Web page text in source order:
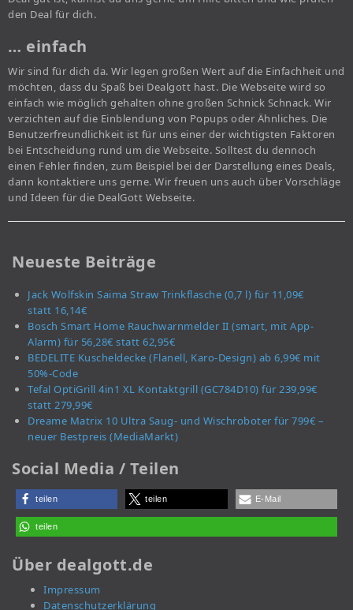
den Deal für dich.
… einfach
Wir sind für dich da. Wir legen großen Wert auf die Einfachheit und
möchten, dass du Spaß bei Dealgott hast. Die Webseite wird so
einfach wie möglich gehalten ohne großen Schnick Schnack. Wir
verzichten auf die Einblendung von Popups oder Ähnliches. Die
Benutzerfreundlichkeit ist für uns einer der wichtigsten Faktoren
bei Entscheidung rund um die Webseite. Solltest du dennoch
einen Fehler finden, zum Beispiel bei der Darstellung eines Deals,
dann kontaktiere uns gerne. Wir freuen uns auch über Vorschläge
und Ideen für die DealGott Webseite.
Neueste Beiträge
Jack Wolfskin Saima Straw Trinkflasche (0,7 l) für 11,09€
statt 16,14€
Bosch Smart Home Rauchwarnmelder II (smart, mit App-
Alarm) für 56,28€ statt 62,95€
BEDELITE Kuscheldecke (Flanell, Karo-Design) ab 6,99€ mit
50%-Code
Tefal OptiGrill 4in1 XL Kontaktgrill (GC784D10) für 239,99€
statt 279,99€
Dreame Matrix 10 Ultra Saug- und Wischroboter für 799€ –
neuer Bestpreis (MediaMarkt)
Social Media / Teilen
teilen teilen E-Mail
teilen
Über dealgott.de
Impressum
Datenschutzerklärung